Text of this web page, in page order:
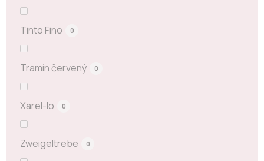
Tinto Fino 0
Tramín červený 0
Xarel-lo 0
Zweigeltrebe 0